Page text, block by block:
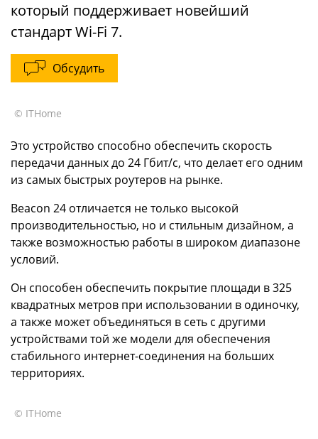
который поддерживает новейший
стандарт Wi-Fi 7.
Обсудить
© ITHome
Это устройство способно обеспечить скорость
передачи данных до 24 Гбит/с, что делает его одним
из самых быстрых роутеров на рынке.
Beacon 24 отличается не только высокой
производительностью, но и стильным дизайном, а
также возможностью работы в широком диапазоне
условий.
Он способен обеспечить покрытие площади в 325
квадратных метров при использовании в одиночку,
а также может объединяться в сеть с другими
устройствами той же модели для обеспечения
стабильного интернет-соединения на больших
территориях.
© ITHome